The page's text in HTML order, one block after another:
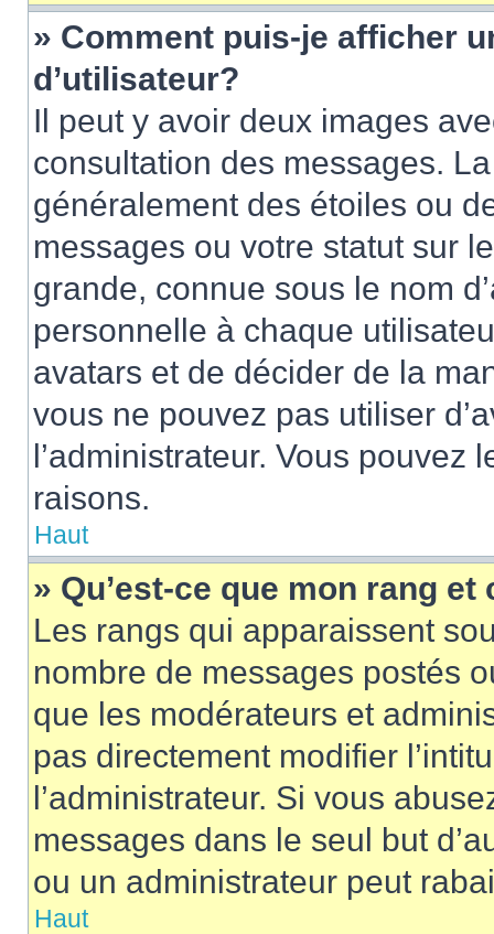
» Comment puis-je afficher
d’utilisateur?
Il peut y avoir deux images
consultation des messages.
généralement des étoiles ou
messages ou votre statut sur
grande, connue sous le nom
personnelle à chaque
avatars et de décider de la
vous ne pouvez pas utiliser
l’administrateur. Vous pouvez
raisons.
Haut
» Qu’est-ce que mon rang
Les rangs qui apparaissent
nombre de messages postés
que les modérateurs et
pas directement modifier
l’administrateur. Si vous
messages dans le seul but
ou un administrateur peut
Haut